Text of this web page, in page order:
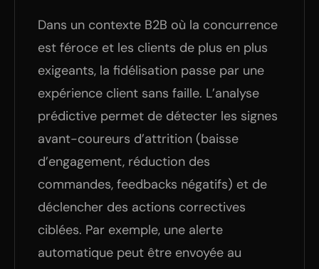
Dans un contexte B2B où la concurrence
est féroce et les clients de plus en plus
exigeants, la fidélisation passe par une
expérience client sans faille. L’analyse
prédictive permet de détecter les signes
avant-coureurs d’attrition (baisse
d’engagement, réduction des
commandes, feedbacks négatifs) et de
déclencher des actions correctives
ciblées. Par exemple, une alerte
automatique peut être envoyée au